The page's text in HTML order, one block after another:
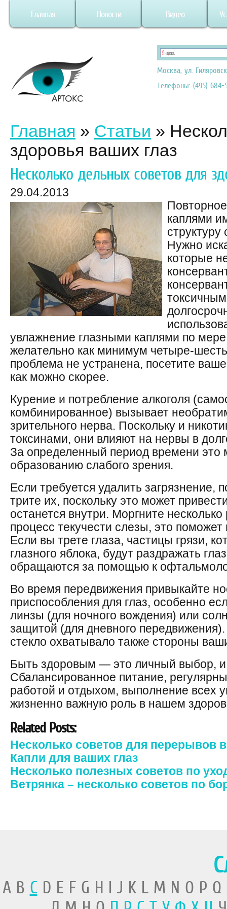
Главная Новости Видео
Москва, ул.
Телефоны: (495) 684-
Главная » Статьи »
здоровья ваших глаз
Несколько дельных советов для
29.04.2013
каплями
Нужно
которые
увлажнение глазными каплями по
желательно как минимум четыре-
проблема не устранена, посетите
как можно скорее.
Курение и потребление алкоголя
комбинированное) вызывает
зрительного нерва. Поскольку и
токсинами, они влияют на нервы в
За определенный период времени это
образованию слабого зрения.
Если требуется удалить загрязнение,
трите их, поскольку это может
останется внутри. Моргните
процесс текучести слезы, это поможет
Если вы трете глаза, частицы грязи,
глазного яблока, будут раздражать
обращаются за помощью к
Во время передвижения привыкайте
приспособления для глаз, особенно
линзы (для ночного вождения) или
защитой (для дневного
стекло охватывало также стороны
Быть здоровым — это личный выбор, и
Сбалансированное питание,
работой и отдыхом, выполнение всех
жизненно важную роль в нашем
Related Posts:
Несколько советов для перерывов
Капли для ваших глаз
Несколько полезных советов по
Ветрянка – несколько советов по
A B CD E F G H I J K L M N O P